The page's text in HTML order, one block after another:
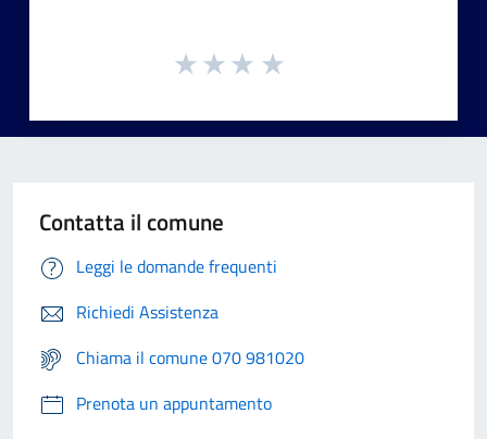
Contatta il comune
Leggi le domande frequenti
Richiedi Assistenza
Chiama il comune 070 981020
Prenota un appuntamento